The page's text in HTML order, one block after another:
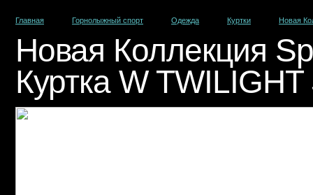
Главная Горнолыжный спорт Одежда Куртки Новая
Новая Коллекция
Куртка W